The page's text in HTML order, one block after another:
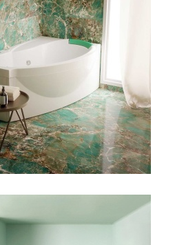
جکوزی مارینا